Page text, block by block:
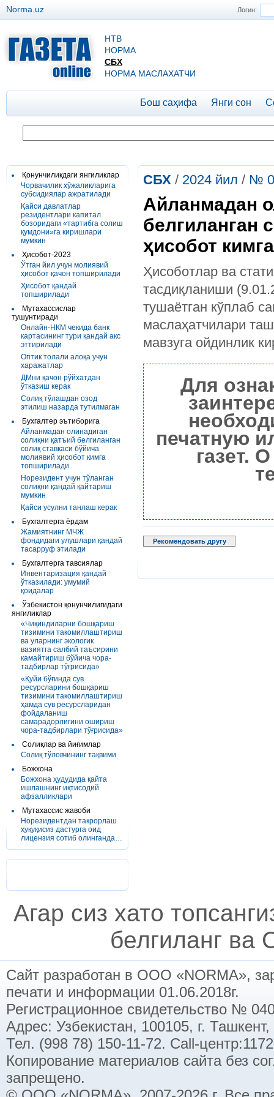
Логин:
Norma.uz
НТВ
НОРМА
СБХ
НОРМА МАСЛАХАТЧИ
Бош саҳифа Янги сон
Қонунчиликдаги янгиликлар
Чорвачилик хўжаликларига
субсидиялар ажратилади
Қайси давлатлар
резидентлари капитал
бозоридаги «тартибга солиш
қумдони»га киришлари
мумкин
Ҳисобот-2023
Ўтган йил учун молиявий
ҳисобот қачон топширилади
Ҳисобот қандай
топширилади
Мутахассислар
тушунтиради
Онлайн-НКМ чекида банк
картасининг тури қандай акс
эттирилади
Оптик толали алоқа учун
харажатлар
ДМни қачон рўйхатдан
ўтказиш керак
Солиқ тўлашдан озод
этилиш назарда тутилмаган
Бухгалтер эътиборига
Айланмадан олинадиган
солиқни қатъий белгиланган
солиқ ставкаси бўйича
молиявий ҳисобот кимга
топширилади
Норезидент учун тўланган
солиқни қандай қайтариш
мумкин
Қайси усулни танлаш керак
Бухгалтерга ёрдам
Жамиятнинг МЧЖ
фондидаги улушлари қандай
тасарруф этилади
Бухгалтерга тавсиялар
Инвентаризация қандай
ўтказилади: умумий
қоидалар
Ўзбекистон қонунчилигидаги
янгиликлар
«Чиқиндиларни бошқариш
тизимини такомиллаштириш
ва уларнинг экологик
вазиятга салбий таъсирини
камайтириш бўйича чора-
тадбирлар тўғрисида»
«Қуйи бўғинда сув
ресурсларини бошқариш
тизимини такомиллаштириш
ҳамда сув ресурсларидан
фойдаланиш
самарадорлигини ошириш
чора-тадбирлари тўғрисида»
Солиқлар ва йиғимлар
Солиқ тўловчининг тақвими
Божхона
Божхона ҳудудида қайта
ишлашнинг иқтисодий
афзалликлари
Мутахассис жавоби
Норезидентдан такрорлаш
ҳуқуқисиз дастурга оид
лицензия сотиб олинганда…
СБХ / 2024 йил / №
Айланмадан
белгиланган
ҳисобот
Ҳисоботлар ва
тасдиқланиши
тушаётган кўплаб
маслаҳатчилари
мавзуга ойдинлик
Для
печатную
газет.
Рекомендовать другу
Агар сиз хато
белгиланг ва
Сайт разработан в ООО «NORMA»,
печати и информации 01.06.2018г.
Регистрационное свидетельство №
Адрес: Узбекистан, 100105, г.
Тел. (998 78) 150-11-72. Call-
Копирование материалов сайта без
запрещено.